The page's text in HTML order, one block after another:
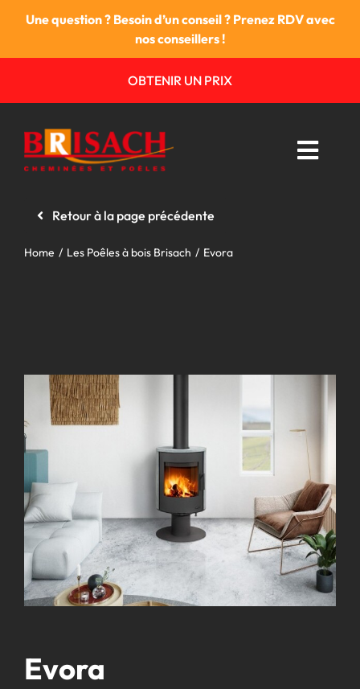
Une question ? Besoin d’un conseil ? Prenez RDV avec
nos conseillers !
OBTENIR UN PRIX
Les cheminées
Obtenir un prix
Infos pratiques
Vos magasins
Contact
Retour à la page précédente
Home Les Poêles à bois Brisach Evora
Evora